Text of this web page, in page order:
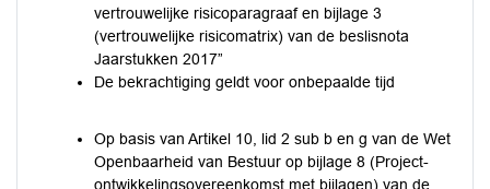
vertrouwelijke risicoparagraaf en bijlage 3
(vertrouwelijke risicomatrix) van de beslisnota
Jaarstukken 2017”
De bekrachtiging geldt voor onbepaalde tijd
Op basis van Artikel 10, lid 2 sub b en g van de Wet
Openbaarheid van Bestuur op bijlage 8 (Project-
ontwikkelingsovereenkomst met bijlagen) van de